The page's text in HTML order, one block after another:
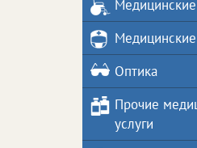
Медицинские
Оптика
Прочие
услуги